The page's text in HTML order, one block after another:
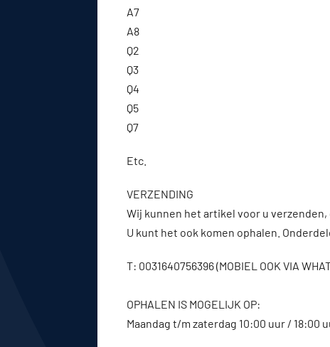
A7
A8
Q2
Q3
Q4
Q5
Q7
Etc.
VERZENDING
Wij kunnen het artikel voor u verzenden,
U kunt het ook komen ophalen.
T: 0031640756396 (MOBIEL OOK VIA
OPHALEN IS MOGELIJK OP:
Maandag t/m zaterdag 10:00 uur / 18:00